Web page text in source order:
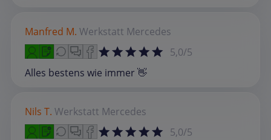
Manfred M. Werkstatt Mercedes
5,0/5
Alles bestens wie immer 👋
Nils T. Werkstatt Mercedes
5,0/5